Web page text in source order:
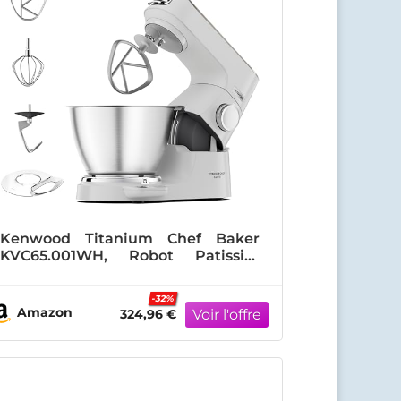
Kenwood Titanium Chef Baker
KVC65.001WH, Robot Patissier
Ensemble Pâtisserie 3 Pièces,
Spatule & Protection
Éclaboussures, 1200W, Blanc
Amazon 324,96 €
-32%